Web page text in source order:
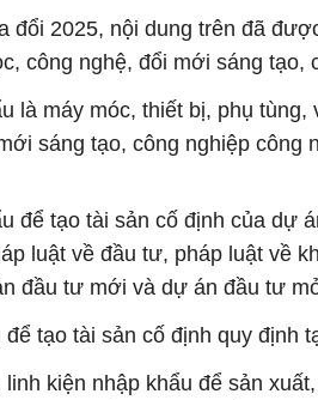
đổi 2025, nội dung trên đã
công nghệ, đổi mới sáng
là máy móc, thiết bị, phụ
sáng tạo, công nghiệp công
để tạo tài sản cố định của dự
luật về đầu tư, pháp luật về
đầu tư mới và dự án đầu tư
để tạo tài sản cố định quy
kiện nhập khẩu để sản